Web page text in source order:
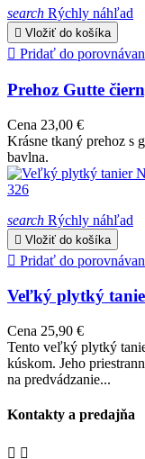
search Rýchly náhľad
 Vložiť do košíka
 Pridať do
Prehoz Gutte
Cena 23,00 €
Krásne tkaný prehoz s
bavlna.
search Rýchly náhľad
 Vložiť do košíka
 Pridať do
Veľký plytký
Cena 25,90 €
Tento veľký plytký
kúskom. Jeho
na predvádzanie...
Kontakty a predajňa
 